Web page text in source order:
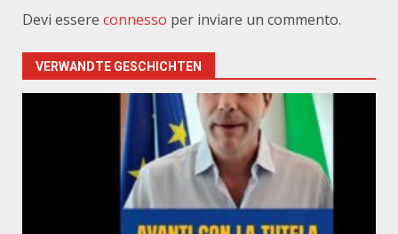
Devi essere connesso per inviare un commento.
VERWANDTE GESCHICHTEN